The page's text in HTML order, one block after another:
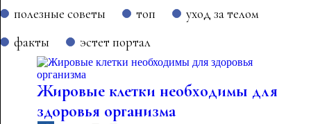
полезные советы
топ
уход за телом
факты
эстет портал
Жировые клетки необходимы для
здоровья организма